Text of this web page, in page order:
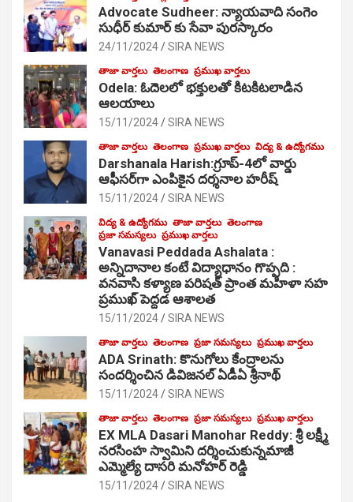
Advocate Sudheer: న్యాయవాది సంగెం
సుధీర్ కుమార్ కు సేవా పురస్కారం
24/11/2024 SIRA NEWS
తాజా వార్తలు తెలంగాణ ప్రముఖ వార్తలు
Odela: ఓదెల‌లో భక్తులతో కిటకిటలాడిన
ఆల‌యాలు
15/11/2024 SIRA NEWS
తాజా వార్తలు తెలంగాణ ప్రముఖ వార్తలు విద్య & ఉద్యోగము
Darshanala Harish:గ్రూప్-4లో వార్డు
ఆఫీసర్‌గా ఎంపికైన దర్శనాల హరీష్
15/11/2024 SIRA NEWS
విద్య & ఉద్యోగము తాజా వార్తలు తెలంగాణ
ప్రజా సమస్యలు ప్రముఖ వార్తలు
Vanavasi Peddada Ashalata :
అన్నిదానాల కంటే విద్యాధానం గొప్పది :
వనవాసి కళ్యాణ పరిషత్ ప్రాంత మహిళా సహ
ప్రముఖ్ పెద్దడ ఆశాలత
15/11/2024 SIRA NEWS
తాజా వార్తలు తెలంగాణ ప్రజా సమస్యలు ప్రముఖ వార్తలు
ADA Srinath: కొనుగోలు కేంద్రాల‌ను
సంద‌ర్శించిన డివిజనల్ ఏడీఏ శ్రీనాథ్
15/11/2024 SIRA NEWS
తాజా వార్తలు తెలంగాణ ప్రజా సమస్యలు ప్రముఖ వార్తలు
EX MLA Dasari Manohar Reddy: శ్రీ లక్ష్మీ
నరసింహ స్వామిని దర్శించుకున్నమాజీ
ఎమ్మెల్యే దాసరి మనోహర్ రెడ్డి
15/11/2024 SIRA NEWS